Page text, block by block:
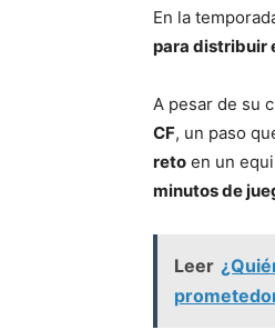
En la
para distribuir
A pesar de su
CF, un paso
reto en un
minutos de
Leer